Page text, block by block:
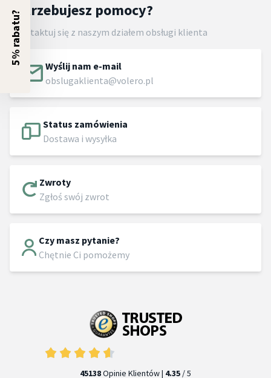
Potrzebujesz pomocy?
Skontaktuj się z naszym działem obsługi klienta
Wyślij nam e-mail
obslugaklienta@volero.pl
Status zamówienia
Dostawa i wysyłka
Zwroty
Zgłoś swój zwrot
Czy masz pytanie?
Chętnie Ci pomożemy
45138Opinie Klientów | 4.35 / 5
5% rabatu?